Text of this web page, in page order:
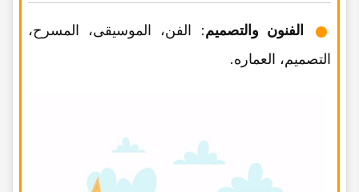
الفنون والتصمیم: الفن، الموسیقى، المسرح،
التصمیم، العماره.